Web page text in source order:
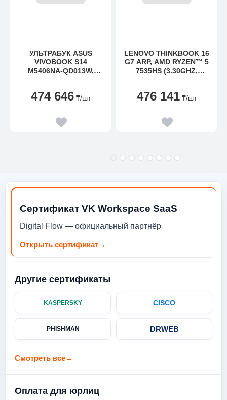
УЛЬТРАБУК ASUS
VIVOBOOK S14
M5406NA-QD013W,
14"WUXGA OLED,WIN11
474 646 ₸/шт
LENOVO THINKBOOK 16
G7 ARP, AMD RYZEN™ 5
7535HS (3.30GHZ,
RUS, 16
476 141 ₸/шт
Сертификат VK Workspace SaaS
Digital Flow — официальный партнёр
Открыть сертификат→
Другие сертификаты
KASPERSKY CISCO
PHISHMAN DRWEB
Смотреть все→
Оплата для юрлиц